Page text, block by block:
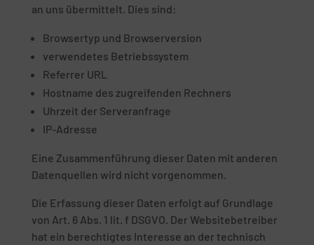
an uns übermittelt. Dies sind:
Browsertyp und Browserversion
verwendetes Betriebssystem
Referrer URL
Hostname des zugreifenden Rechners
Uhrzeit der Serveranfrage
IP-Adresse
Eine Zusammenführung dieser Daten mit anderen
Datenquellen wird nicht vorgenommen.
Die Erfassung dieser Daten erfolgt auf Grundlage
von Art. 6 Abs. 1 lit. f DSGVO. Der Websitebetreiber
hat ein berechtigtes Interesse an der technisch